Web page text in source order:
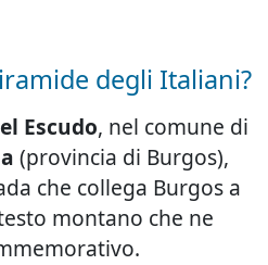
degli Italiani?
Escudo, nel comune di
(provincia di Burgos),
che collega Burgos a
montano che ne